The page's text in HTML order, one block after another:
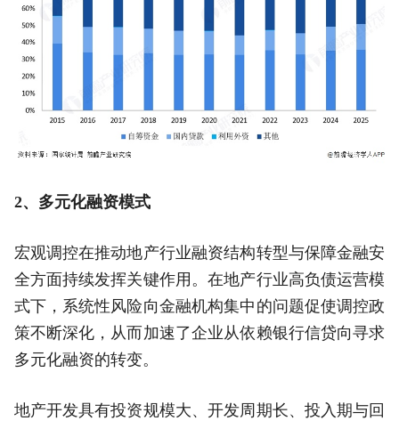
2、多元化融资模式
宏观调控在推动地产行业融资结构转型与保障金融安
全方面持续发挥关键作用。在地产行业高负债运营模
式下，系统性风险向金融机构集中的问题促使调控政
策不断深化，从而加速了企业从依赖银行信贷向寻求
多元化融资的转变。
地产开发具有投资规模大、开发周期长、投入期与回